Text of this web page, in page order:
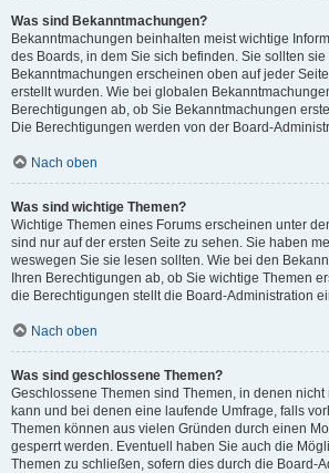
Was sind Bekanntmachungen?
Bekanntmachungen beinhalten meist wichtige
des Boards, in dem Sie sich befinden. Sie sollten sie
Bekanntmachungen erscheinen oben auf jeder
erstellt wurden. Wie bei globalen
Berechtigungen ab, ob Sie Bekanntmachungen
Die Berechtigungen werden von der Board-
Nach oben
Was sind wichtige Themen?
Wichtige Themen eines Forums erscheinen unter
sind nur auf der ersten Seite zu sehen. Sie haben
weswegen Sie sie lesen sollten. Wie bei den
Ihren Berechtigungen ab, ob Sie wichtige Themen
die Berechtigungen stellt die Board-Administration
Nach oben
Was sind geschlossene Themen?
Geschlossene Themen sind Themen, in denen
kann und bei denen eine laufende Umfrage, falls
Themen können aus vielen Gründen durch einen
gesperrt werden. Eventuell haben Sie auch die
Themen zu schließen, sofern dies durch die Board-